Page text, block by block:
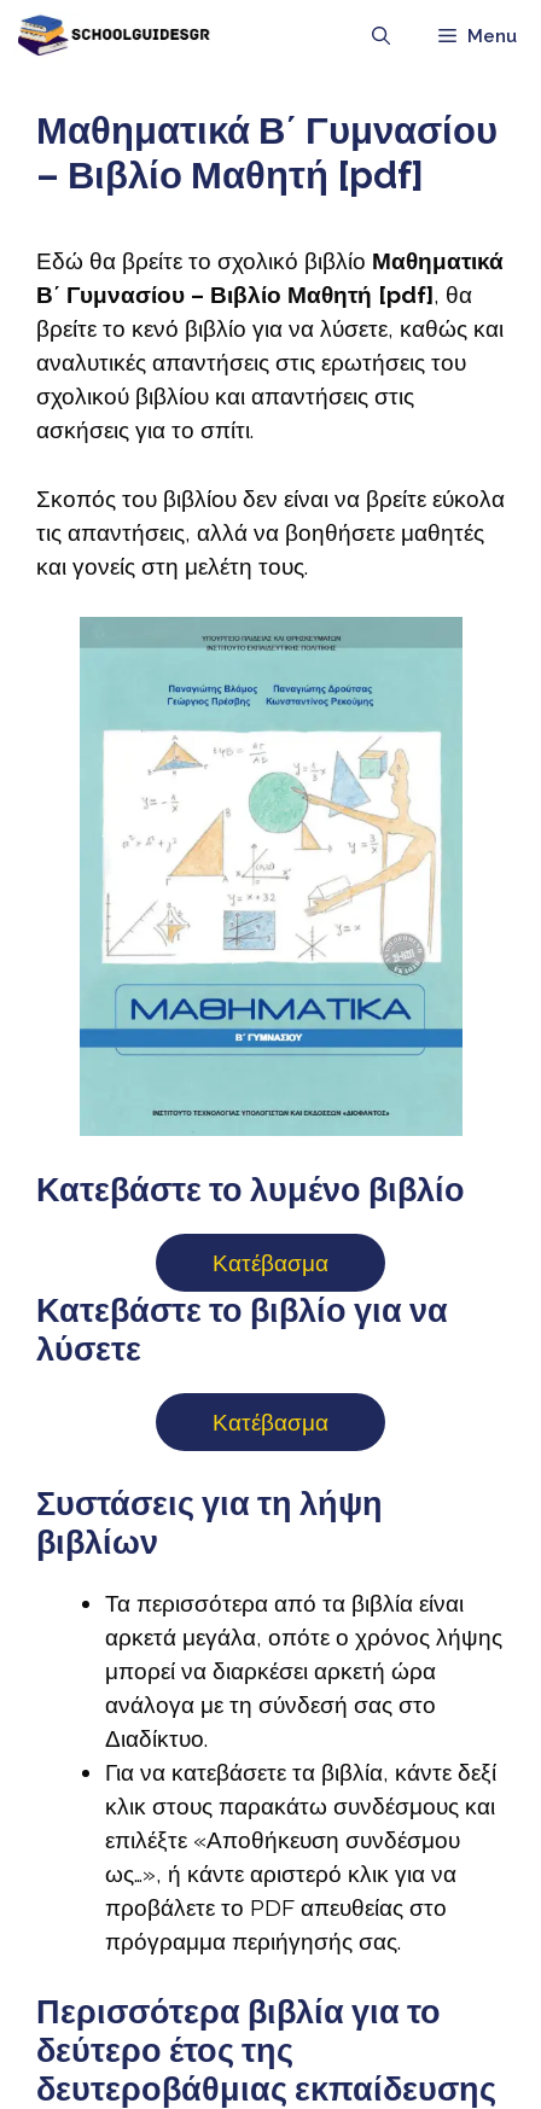
Μετάβαση
σε
Menu
Μαθηματικά Β΄ Γυμνασίου
– Βιβλίο Μαθητή [pdf]
Εδώ θα βρείτε το σχολικό βιβλίο Μαθηματικά
Β΄ Γυμνασίου – Βιβλίο Μαθητή [pdf], θα
βρείτε το κενό βιβλίο για να λύσετε, καθώς και
αναλυτικές απαντήσεις στις ερωτήσεις του
σχολικού βιβλίου και απαντήσεις στις
ασκήσεις για το σπίτι.
Σκοπός του βιβλίου δεν είναι να βρείτε εύκολα
τις απαντήσεις, αλλά να βοηθήσετε μαθητές
και γονείς στη μελέτη τους.
Κατεβάστε το λυμένο βιβλίο
Κατέβασμα
Κατεβάστε το βιβλίο για να
λύσετε
Κατέβασμα
Συστάσεις για τη λήψη
βιβλίων
Τα περισσότερα από τα βιβλία είναι
αρκετά μεγάλα, οπότε ο χρόνος λήψης
μπορεί να διαρκέσει αρκετή ώρα
ανάλογα με τη σύνδεσή σας στο
Διαδίκτυο.
Για να κατεβάσετε τα βιβλία, κάντε δεξί
κλικ στους παρακάτω συνδέσμους και
επιλέξτε «Αποθήκευση συνδέσμου
ως…», ή κάντε αριστερό κλικ για να
προβάλετε το PDF απευθείας στο
πρόγραμμα περιήγησής σας.
Περισσότερα βιβλία για το
δεύτερο έτος της
δευτεροβάθμιας εκπαίδευσης